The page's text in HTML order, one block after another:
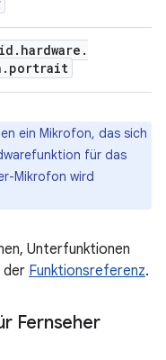
. hardware .
. portrait
ein Mikrofon, das sich
für das
Mikrofon wird
Unterfunktionen
der Funktionsreferenz.
Fernseher